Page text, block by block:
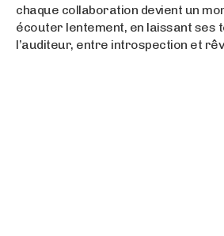
chaque collaboration devient un
écouter lentement, en laissant ses
l’auditeur, entre introspection et